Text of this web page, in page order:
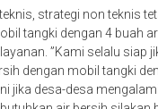
strategi non teknis
tangki dengan 4 buah
”Kami selalu siap
dengan mobil tangki
jika desa-desa